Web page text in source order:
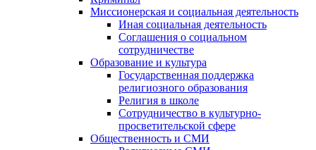
Миссионерская и социальная деятельность
Иная социальная деятельность
Соглашения о социальном
сотрудничестве
Образование и культура
Государственная поддержка
религиозного образования
Религия в школе
Сотрудничество в культурно-
просветительской сфере
Общественность и СМИ